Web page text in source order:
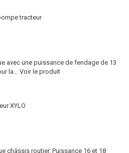
tracteur
avec une puissance de fendage de 13
la... Voir le produit
XYLO
châssis routier. Puissance 16 et 18